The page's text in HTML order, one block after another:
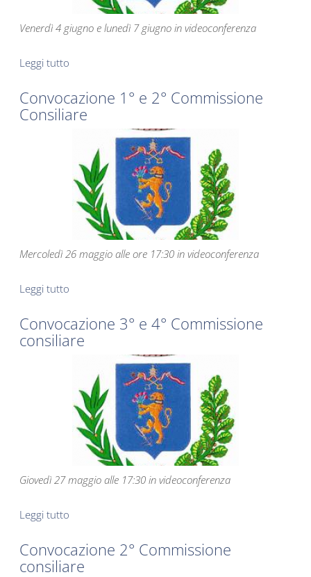
Venerdì 4 giugno e lunedì 7 giugno in videoconferenza
Leggi tutto
Convocazione 1° e 2° Commissione
Consiliare
Mercoledì 26 maggio alle ore 17:30 in videoconferenza
Leggi tutto
Convocazione 3° e 4° Commissione
consiliare
Giovedì 27 maggio alle 17:30 in videoconferenza
Leggi tutto
Convocazione 2° Commissione
consiliare